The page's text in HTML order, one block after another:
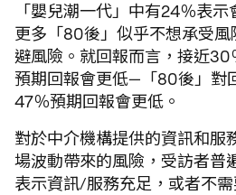
「嬰兒潮一代」中有24％表示
更多「80後」似乎不想承受
避風險。就回報而言，接近30
預期回報會更低—「80後」對
47％預期回報會更低。
對於中介機構提供的資訊和服
場波動帶來的風險，受訪者普
表示資訊/服務充足，或者不